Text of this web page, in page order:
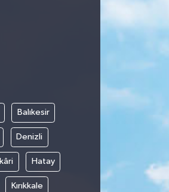
Balıkesir
Denizli
Hatay
Kırıkkale